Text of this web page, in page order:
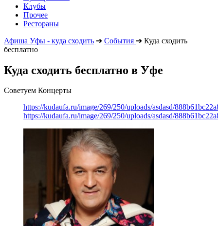
Клубы
Прочее
Рестораны
Афиша Уфы - куда сходить ➔ События ➔ Куда сходить
бесплатно
Куда сходить бесплатно в Уфе
Советуем Концерты
https://kudaufa.ru/image/269/250/uploads/asdasd/
https://kudaufa.ru/image/269/250/uploads/asdasd/